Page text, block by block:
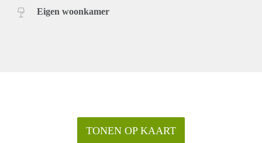
Eigen woonkamer
TONEN OP KAART